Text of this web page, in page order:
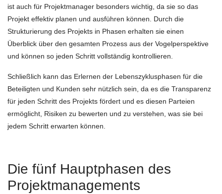
ist auch für Projektmanager besonders wichtig, da sie so das
Projekt effektiv planen und ausführen können. Durch die
Strukturierung des Projekts in Phasen erhalten sie einen
Überblick über den gesamten Prozess aus der Vogelperspektive
und können so jeden Schritt vollständig kontrollieren.
Schließlich kann das Erlernen der Lebenszyklusphasen für die
Beteiligten und Kunden sehr nützlich sein, da es die Transparenz
für jeden Schritt des Projekts fördert und es diesen Parteien
ermöglicht, Risiken zu bewerten und zu verstehen, was sie bei
jedem Schritt erwarten können.
Die fünf Hauptphasen des
Projektmanagements